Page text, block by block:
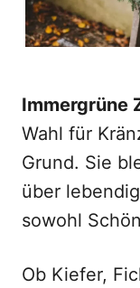
Immergrüne
Wahl für
Grund. Sie
über
sowohl
Ob Kiefer,